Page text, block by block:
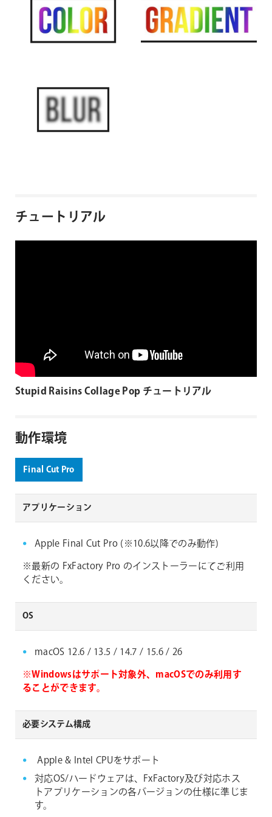
チュートリアル
Stupid Raisins Collage Pop チュートリアル
動作環境
Final Cut Pro
アプリケーション
Apple Final Cut Pro (※10.6以降でのみ動作)
※最新の FxFactory Pro のインストーラーにてご利用
ください。
OS
macOS 12.6 / 13.5 / 14.7 / 15.6 / 26
※Windowsはサポート対象外、macOSでのみ利用す
ることができます。
必要システム構成
Apple & Intel CPUをサポート
対応OS/ハードウェアは、FxFactory及び対応ホス
トアプリケーションの各バージョンの仕様に準じま
す。